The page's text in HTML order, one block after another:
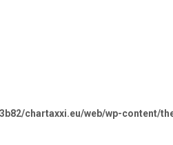
chartaxxi.eu/web/wp-content/